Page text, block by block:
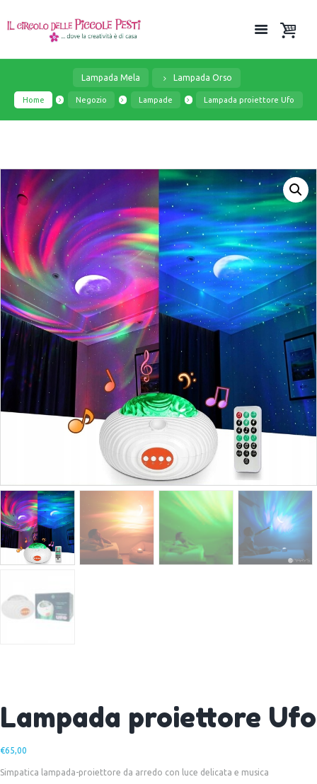
Lampada Mela Lampada Orso
Home Negozio Lampade Lampada proiettore Ufo
Lampada proiettore Ufo
€65,00
Simpatica lampada-proiettore da arredo con luce delicata e musica